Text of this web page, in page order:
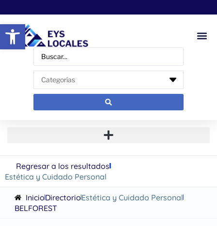
Abrir barra de herramientas
Regresar a los resultados
Estética y Cuidado Personal
InicioDirectorioEstética y Cuidado Personal
BELFOREST